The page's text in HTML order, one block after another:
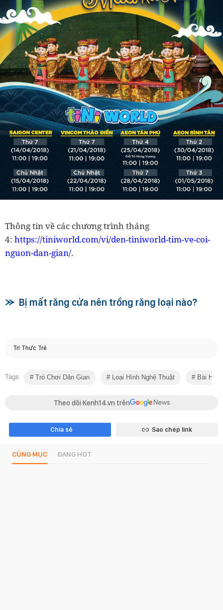
Thông tin về các chương trình tháng
4: https://tiniworld.com/vi/den-tiniworld-tim-ve-coi-
nguon-dan-gian/.
Bị mất răng cửa nên trồng răng loại nào?
Trí Thức Trẻ
Tags Trò Chơi Dân Gian Loại Hình Nghệ Thuật Bài Học
Theo dõi Kenh14.vn trên
Chia sẻ Sao chép link
CÙNG MỤC ĐANG HOT